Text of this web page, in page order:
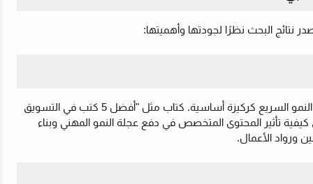
نتائج البحث نظرًا لجودتها وأهميتها:
في عام يشهد تحولات اقتصادية وتكنولوجية، تبرز الكتب التي تستهدف مجالات النمو السريع كركيزة أساسية. كتاب مثل "أفضل 5 كتب في التسويق
حيًا على كيفية تأثير المحتوى المتخصص في دفع عجلة النمو المهني وبناء
ورواد الأعمال.